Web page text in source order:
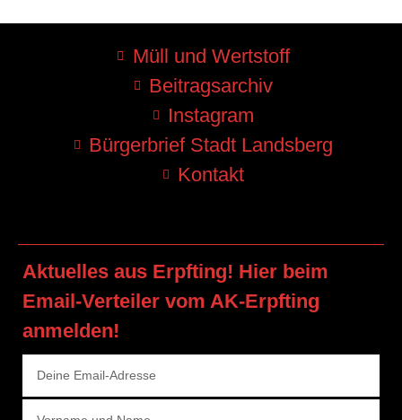
Müll und Wertstoff
Beitragsarchiv
Instagram
Bürgerbrief Stadt Landsberg
Kontakt
Aktuelles aus Erpfting! Hier beim
Email-Verteiler vom AK-Erpfting
anmelden!